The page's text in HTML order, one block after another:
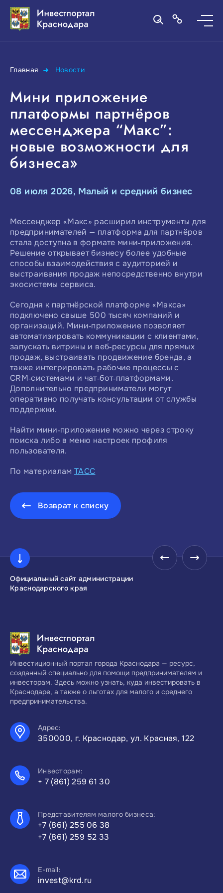
Главная Новости
Мини приложение
платформы партнёров
мессенджера “Макс”:
новые возможности для
бизнеса»
08 июля 2026, Малый и средний бизнес
Мессенджер «Макс» расширил инструменты для
предпринимателей — платформа для партнёров
стала доступна в формате мини‑приложения.
Решение открывает бизнесу более удобные
способы взаимодействия с аудиторией и
выстраивания продаж непосредственно внутри
экосистемы сервиса.
Сегодня к партнёрской платформе «Макса»
подключено свыше 500 тысяч компаний и
организаций. Мини‑приложение позволяет
автоматизировать коммуникации с клиентами,
запускать витрины и веб‑ресурсы для прямых
продаж, выстраивать продвижение бренда, а
также интегрировать рабочие процессы с
CRM‑системами и чат‑бот‑платформами.
Дополнительно предприниматели могут
оперативно получать консультации от службы
поддержки.
Найти мини‑приложение можно через строку
поиска либо в меню настроек профиля
пользователя.
По материаламТАСС
Возврат к списку
Официальный сайт администрации
Краснодарского края
Инвестиционный портал города Краснодара — ресурс,
созданный специально для помощи предпринимателям и
инвесторам. Здесь можно узнать, куда инвестировать в
Краснодаре, а также о льготах для малого и среднего
предпринимательства.
Адрес:
350000, г. Краснодар, ул. Красная, 122
Инвесторам:
+ 7 (861) 259 61 30
Представителям малого бизнеса:
+7 (861) 255 06 38
+7 (861) 259 52 33
E-mail:
invest@krd.ru